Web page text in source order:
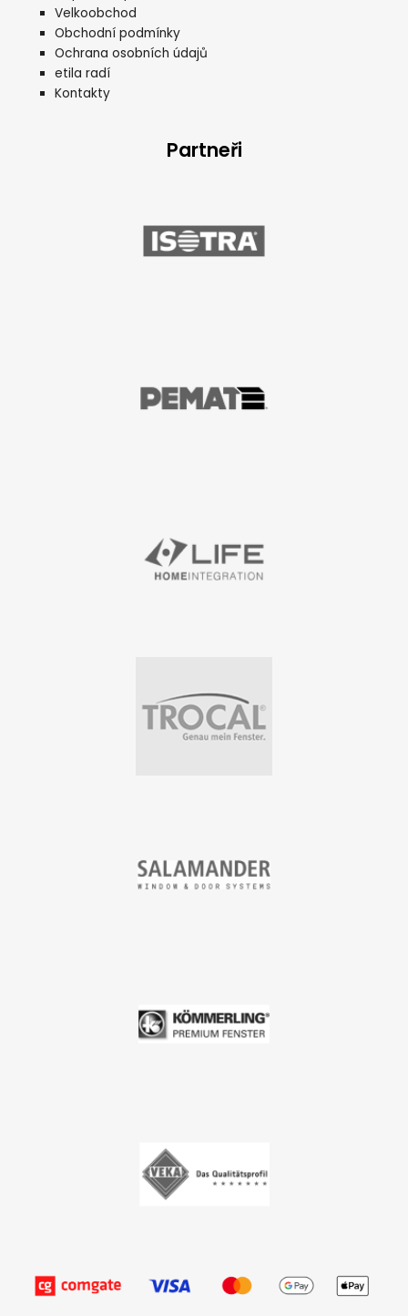
Velkoobchod
Obchodní podmínky
Ochrana osobních údajů
etila radí
Kontakty
Partneři